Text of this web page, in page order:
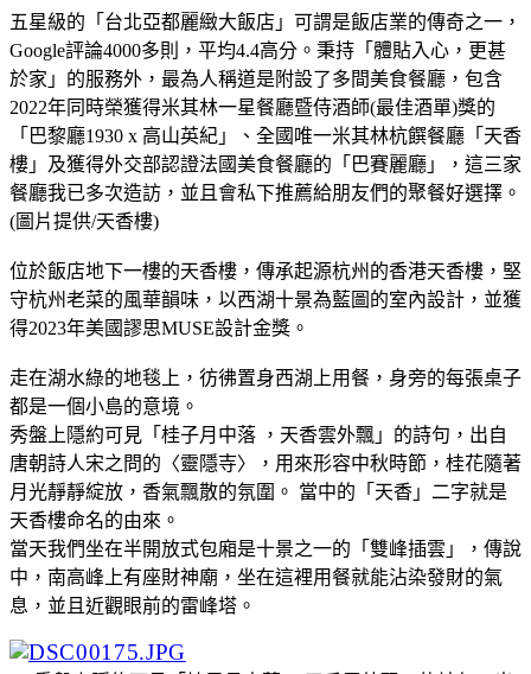
五星級的「台北亞都麗緻大飯店」可謂是飯店業的傳奇之一，
Google評論4000多則，平均4.4高分。秉持「體貼入心，更甚
於家」的服務外，最為人稱道是附設了多間美食餐廳，包含
2022年同時榮獲得米其林一星餐廳暨侍酒師(最佳酒單)獎的
「巴黎廳1930 x 高山英紀」、全國唯一米其林杭饌餐廳「天香
樓」及獲得外交部認證法國美食餐廳的「巴賽麗廳」，這三家
餐廳我已多次造訪，並且會私下推薦給朋友們的聚餐好選擇。
(圖片提供/天香樓)
位於飯店地下一樓的天香樓，傳承起源杭州的香港天香樓，堅
守杭州老菜的風華韻味，以西湖十景為藍圖的室內設計，並獲
得2023年美國謬思MUSE設計金獎。
走在湖水綠的地毯上，彷彿置身西湖上用餐，身旁的每張桌子
都是一個小島的意境。
秀盤上隱約可見「桂子月中落 ，天香雲外飄」的詩句，出自
唐朝詩人宋之問的〈靈隱寺〉，用來形容中秋時節，桂花隨著
月光靜靜綻放，香氣飄散的氛圍。 當中的「天香」二字就是
天香樓命名的由來。
當天我們坐在半開放式包廂是十景之一的「雙峰插雲」，傳說
中，南高峰上有座財神廟，坐在這裡用餐就能沾染發財的氣
息，並且近觀眼前的雷峰塔。